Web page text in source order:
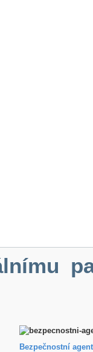
Bezpečnostní